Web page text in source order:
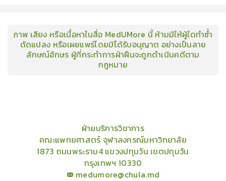
ภาพ เสียง หรือเนื้อหาในสื่อ MedUMore นี้ ห้ามมิให้ผู้ใดทำซ้ำ
ดัดแปลง หรือเผยแพร่โดยมิได้รับอนุญาต อย่างเป็นลาย
ลักษณ์อักษร ผู้ที่กระทำการฝ่าฝืนจะถูกดำเนินคดีตาม
กฎหมาย
ฝ่ายบริการวิชาการ
คณะแพทยศาสตร์ จุฬาลงกรณ์มหาวิทยาลัย
1873 ถนนพระราม4 แขวงปทุมวัน เขตปทุมวัน
กรุงเทพฯ 10330
medumore@chula.md